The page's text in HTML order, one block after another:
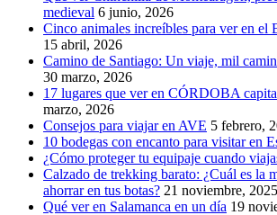
medieval 6 junio, 2026
Cinco animales increíbles para ver en el
15 abril, 2026
Camino de Santiago: Un viaje, mil
30 marzo, 2026
17 lugares que ver en CÓRDOBA
marzo, 2026
Consejos para viajar en AVE 5 febrero,
10 bodegas con encanto para visitar en
¿Cómo proteger tu equipaje cuando
Calzado de trekking barato: ¿Cuál es la
ahorrar en tus botas? 21 noviembre, 2025
Qué ver en Salamanca en un día 19